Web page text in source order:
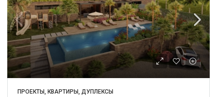
ПРОЕКТЫ, КВАРТИРЫ, ДУПЛЕКСЫ